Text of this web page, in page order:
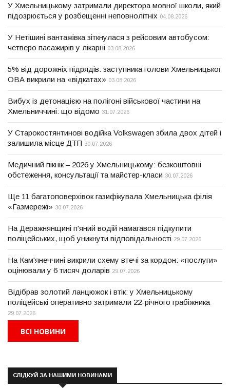
У Хмельницькому затримали директора мовної школи, який
підозрюється у розбещенні неповнолітніх 04.08.2026
У Нетішині вантажівка зіткнулася з рейсовим автобусом:
четверо пасажирів у лікарні 03.08.2026
5% від дорожніх підрядів: заступника голови Хмельницької
ОВА викрили на «відкатах» 03.08.2026
Вибух із детонацією на полігоні військової частини на
Хмельниччині: що відомо 31.07.2026
У Старокостянтинові водійка Volkswagen збила двох дітей і
залишила місце ДТП 30.07.2026
Медичний пікнік – 2026 у Хмельницькому: безкоштовні
обстеження, консультації та майстер-класи 30.07.2026
Ще 11 багатоповерхівок газифікувала Хмельницька філія
«Газмережі» 30.07.2026
На Деражнянщині п'яний водій намагався підкупити
поліцейських, щоб уникнути відповідальності 29.07.2026
На Кам'янеччині викрили схему втечі за кордон: «послуги»
оцінювали у 6 тисяч доларів 29.07.2026
Відібрав золотий ланцюжок і втік: у Хмельницькому
поліцейські оперативно затримали 22-річного грабіжника
29.07.2026
ВСІ НОВИНИ
СЛІДКУЙ ЗА НАШИМИ НОВИНАМИ